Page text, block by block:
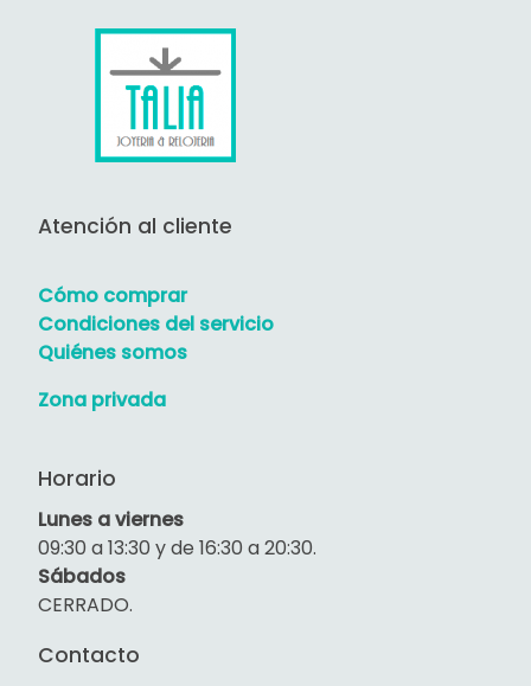
Atención al cliente
Cómo comprar
Condiciones del servicio
Quiénes somos
Zona privada
Horario
Lunes a viernes
09:30 a 13:30 y de 16:30 a 20:30.
Sábados
CERRADO.
Contacto